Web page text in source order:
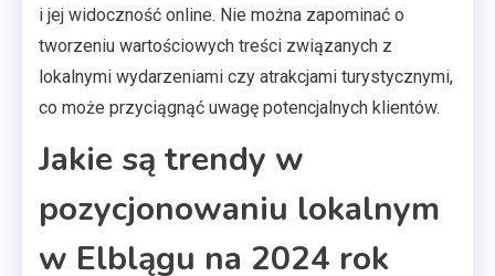
i jej widoczność online. Nie można zapominać o
tworzeniu wartościowych treści związanych z
lokalnymi wydarzeniami czy atrakcjami turystycznymi,
co może przyciągnąć uwagę potencjalnych klientów.
Jakie są trendy w
pozycjonowaniu lokalnym
w Elblągu na 2024 rok